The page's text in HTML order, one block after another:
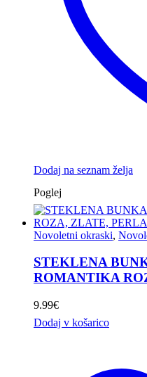
Dodaj na seznam želja
Poglej
Novoletni okraski,
STEKLENA
ROMANTIKA
9.99€
Dodaj v košarico